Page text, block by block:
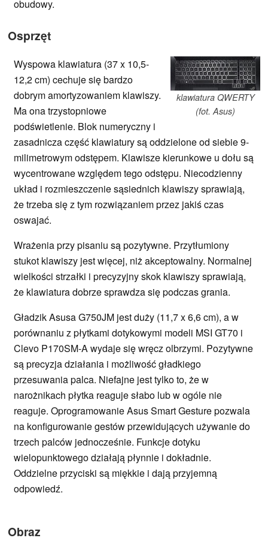
obudowy.
Osprzęt
klawiatura QWERTY
(fot. Asus)
Wyspowa klawiatura (37 x 10,5-
12,2 cm) cechuje się bardzo
dobrym amortyzowaniem klawiszy.
Ma ona trzystopniowe
podświetlenie. Blok numeryczny i
zasadnicza część klawiatury są oddzielone od siebie 9-
milimetrowym odstępem. Klawisze kierunkowe u dołu są
wycentrowane względem tego odstępu. Niecodzienny
układ i rozmieszczenie sąsiednich klawiszy sprawiają,
że trzeba się z tym rozwiązaniem przez jakiś czas
oswajać.
Wrażenia przy pisaniu są pozytywne. Przytłumiony
stukot klawiszy jest więcej, niż akceptowalny. Normalnej
wielkości strzałki i precyzyjny skok klawiszy sprawiają,
że klawiatura dobrze sprawdza się podczas grania.
Gładzik Asusa G750JM jest duży (11,7 x 6,6 cm), a w
porównaniu z płytkami dotykowymi modeli MSI GT70 i
Clevo P170SM-A wydaje się wręcz olbrzymi. Pozytywne
są precyzja działania i możliwość gładkiego
przesuwania palca. Niefajne jest tylko to, że w
narożnikach płytka reaguje słabo lub w ogóle nie
reaguje. Oprogramowanie Asus Smart Gesture pozwala
na konfigurowanie gestów przewidujących używanie do
trzech palców jednocześnie. Funkcje dotyku
wielopunktowego działają płynnie i dokładnie.
Oddzielne przyciski są miękkie i dają przyjemną
odpowiedź.
Obraz